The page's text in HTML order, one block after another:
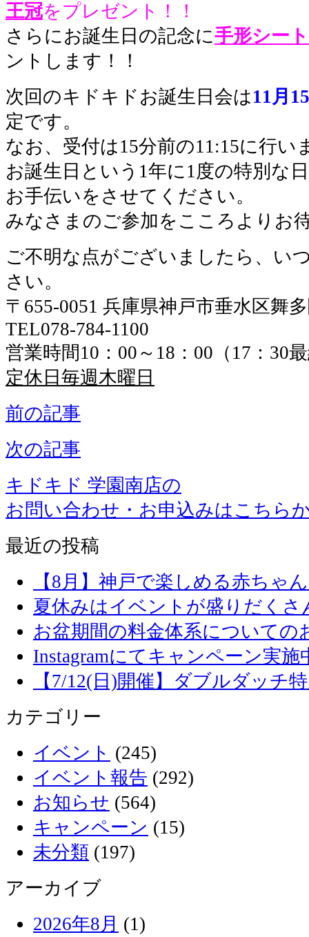
王冠をプレゼント！！
さらにお誕生日の記念に手形シート
ントします！！
次回のキドキドお誕生日会は11 月
定です。
なお、受付は15分前の11:15に行い
お誕生日という1年に1度の特別な
お手伝いをさせてください。
みなさまのご参加をこころよりお
ご不明な点がございましたら、い
さい。
〒655-0051 兵庫県神戸市垂水区舞
TEL078-784-1100
営業時間10：00～18：00（17：30
定休日毎週木曜日
前の記事
次の記事
キドキド 学園南店の
お問い合わせ・お申込みはこちら
最近の投稿
【8月】神戸で楽しめる赤ちゃ
夏休みはイベントが盛りだくさ
お盆期間の料金体系についての
Instagramにてキャンペーン実施
【7/12(日)開催】ダブルダッチ
カテゴリー
イベント (245)
イベント報告 (292)
お知らせ (564)
キャンペーン (15)
未分類 (197)
アーカイブ
2026年8月 (1)